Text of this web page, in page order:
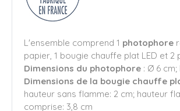
L'ensemble comprend 1 photophore
papier, 1 bougie chauffe plat LED et 2
Dimensions du photophore : Ø 6 cm;
Dimensions de la bougie chauffe
hauteur sans flamme: 2 cm; hauteur
comprise: 3,8 cm